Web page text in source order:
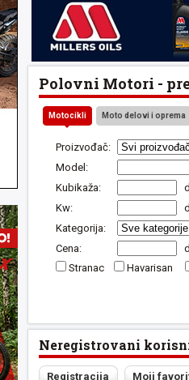
Polovni Motori -
Motocikli Moto delovi i oprema
Proizvođač:
Model:
Kubikaža:
Kw:
Kategorija:
Cena:
Stranac
Havarisan
Neregistrovani
Registracija Moji